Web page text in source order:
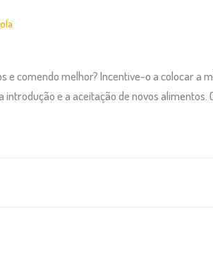
e comendo melhor? Incentive-o a colocar a
e a aceitação de novos alimentos.